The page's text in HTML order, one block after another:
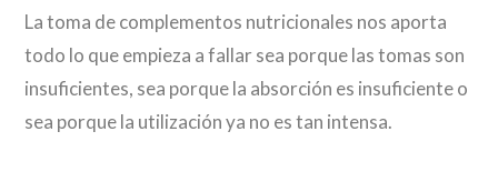
La toma de complementos nutricionales nos aporta
todo lo que empieza a fallar sea porque las tomas son
insuficientes, sea porque la absorción es insuficiente o
sea porque la utilización ya no es tan intensa.